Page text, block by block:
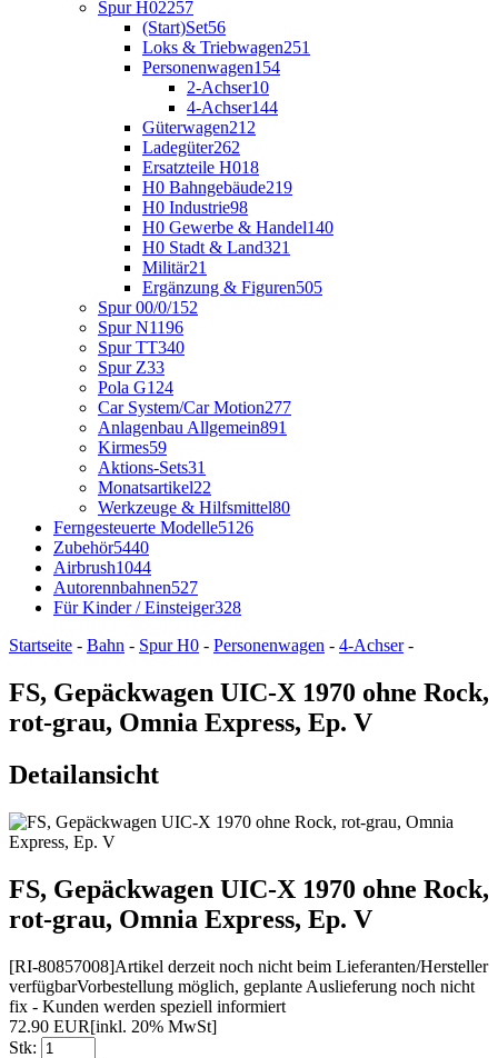
Spur H02257
(Start)Set56
Loks & Triebwagen251
Personenwagen154
2-Achser10
4-Achser144
Güterwagen212
Ladegüter262
Ersatzteile H018
H0 Bahngebäude219
H0 Industrie98
H0 Gewerbe & Handel140
H0 Stadt & Land321
Militär21
Ergänzung & Figuren505
Spur 00/0/1 52
Spur N1196
Spur TT340
Spur Z33
Pola G124
Car System/Car Motion277
Anlagenbau Allgemein891
Kirmes59
Aktions-Sets31
Monatsartikel22
Werkzeuge & Hilfsmittel80
Ferngesteuerte Modelle5126
Zubehör5440
Airbrush1044
Autorennbahnen527
Für Kinder / Einsteiger328
Startseite - Bahn - Spur H0 - Personenwagen - 4-Achser-
FS, Gepäckwagen UIC-X 1970 ohne Rock,
rot-grau, Omnia Express, Ep. V
Detailansicht
FS, Gepäckwagen UIC-X 1970 ohne Rock,
rot-grau, Omnia Express, Ep. V
[RI-80857008]Artikel derzeit noch nicht beim Lieferanten/Hersteller
verfügbarVorbestellung möglich, geplante Auslieferung noch nicht
fix - Kunden werden speziell informiert
72.90 EUR[inkl. 20% MwSt]
Stk: